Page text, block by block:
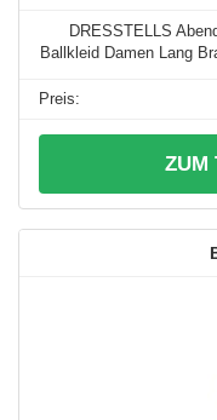
DRESSTELLS
Ballkleid Damen Lang
ZUM